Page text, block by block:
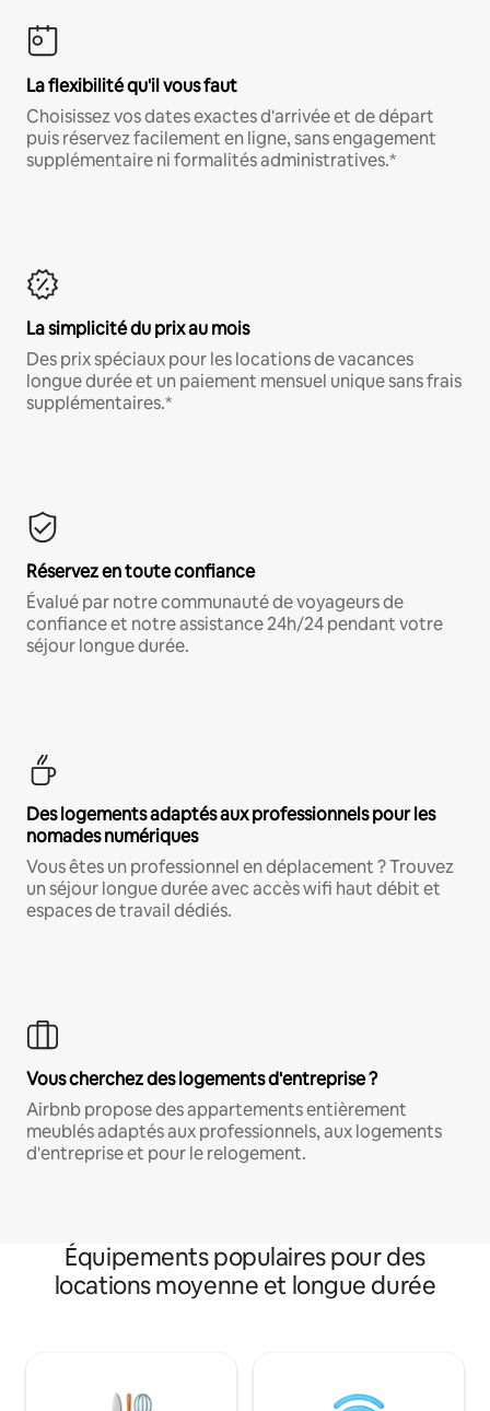
La flexibilité qu'il vous faut
Choisissez vos dates exactes d'arrivée et de départ
puis réservez facilement en ligne, sans engagement
supplémentaire ni formalités administratives.*
La simplicité du prix au mois
Des prix spéciaux pour les locations de vacances
longue durée et un paiement mensuel unique sans frais
supplémentaires.*
Réservez en toute confiance
Évalué par notre communauté de voyageurs de
confiance et notre assistance 24h/24 pendant votre
séjour longue durée.
Des logements adaptés aux professionnels pour les
nomades numériques
Vous êtes un professionnel en déplacement ? Trouvez
un séjour longue durée avec accès wifi haut débit et
espaces de travail dédiés.
Vous cherchez des logements d'entreprise ?
Airbnb propose des appartements entièrement
meublés adaptés aux professionnels, aux logements
d'entreprise et pour le relogement.
Équipements populaires pour des
locations moyenne et longue durée